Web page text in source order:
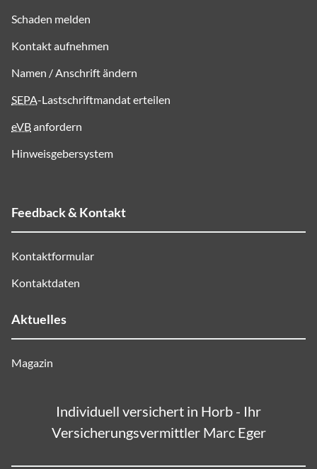
Schaden melden
Kontakt aufnehmen
Namen / Anschrift ändern
SEPA-Lastschriftmandat erteilen
eVBanfordern
Hinweisgebersystem
Feedback & Kontakt
Kontaktformular
Kontaktdaten
Aktuelles
Magazin
Individuell versichert in Horb - Ihr
Versicherungsvermittler Marc Eger